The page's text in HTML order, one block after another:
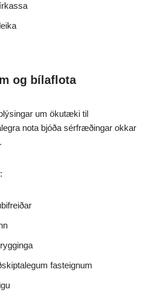
og bílaflota
um ökutæki til
nota bjóða sérfræðingar okkar
fasteignum